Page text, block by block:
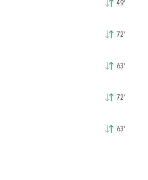
49'
72'
63'
72'
63'